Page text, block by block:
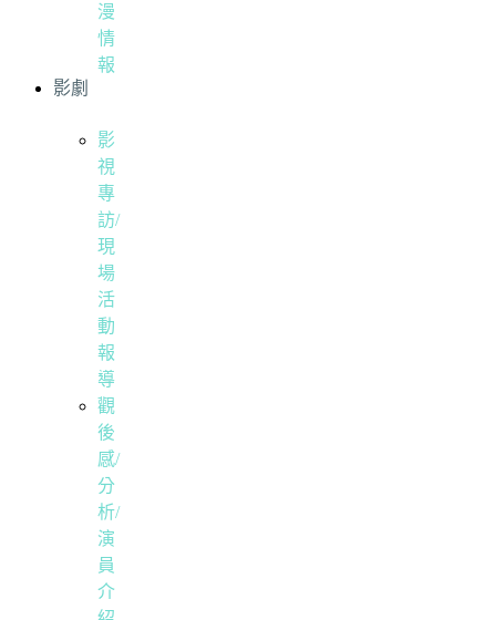
漫
情
報
影劇
影
視
專
訪/
現
場
活
動
報
導
觀
後
感/
分
析/
演
員
介